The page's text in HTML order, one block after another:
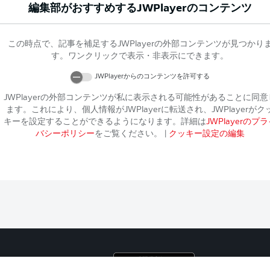
編集部がおすすめするJWPlayerのコンテンツ
この時点で、記事を補足するJWPlayerの外部コンテンツが見つかりま
す。ワンクリックで表示・非表示にできます。
JWPlayerからのコンテンツを許可する
JWPlayerの外部コンテンツが私に表示される可能性があることに同意
ます。これにより、個人情報がJWPlayerに転送され、 JWPlayerがク
キーを設定することができるようになります。詳細はJWPlayerのプラ
バシーポリシーをご覧ください。 クッキー設定の編集